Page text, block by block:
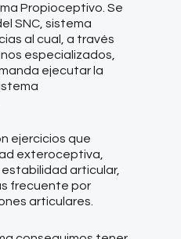
Propioceptivo. Se
SNC, sistema
al cual, a través
especializados,
ejecutar la
ejercicios que
exteroceptiva,
articular,
frecuente por
articulares.